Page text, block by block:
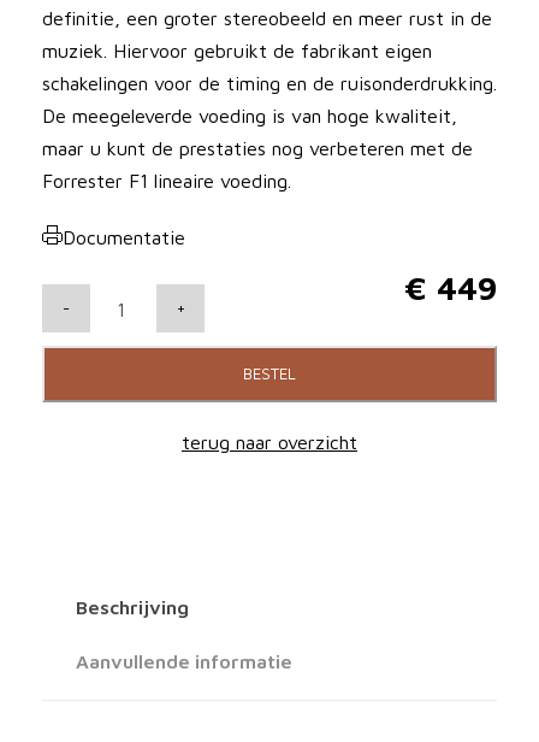
definitie, een groter stereobeeld en meer rust in de
muziek. Hiervoor gebruikt de fabrikant eigen
schakelingen voor de timing en de ruisonderdrukking.
De meegeleverde voeding is van hoge kwaliteit,
maar u kunt de prestaties nog verbeteren met de
Forrester F1 lineaire voeding.
Documentatie
€ 449
-
i
e
B
+
BESTEL
terug naar overzicht
Beschrijving
Aanvullende informatie